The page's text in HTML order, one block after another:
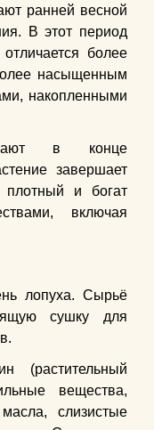
ранней весной
В этот период
более
насыщенным
накопленными
в конце
завершает
плотный и богат
включая
лопуха. Сырьё
сушку для
(растительный
вещества,
слизистые